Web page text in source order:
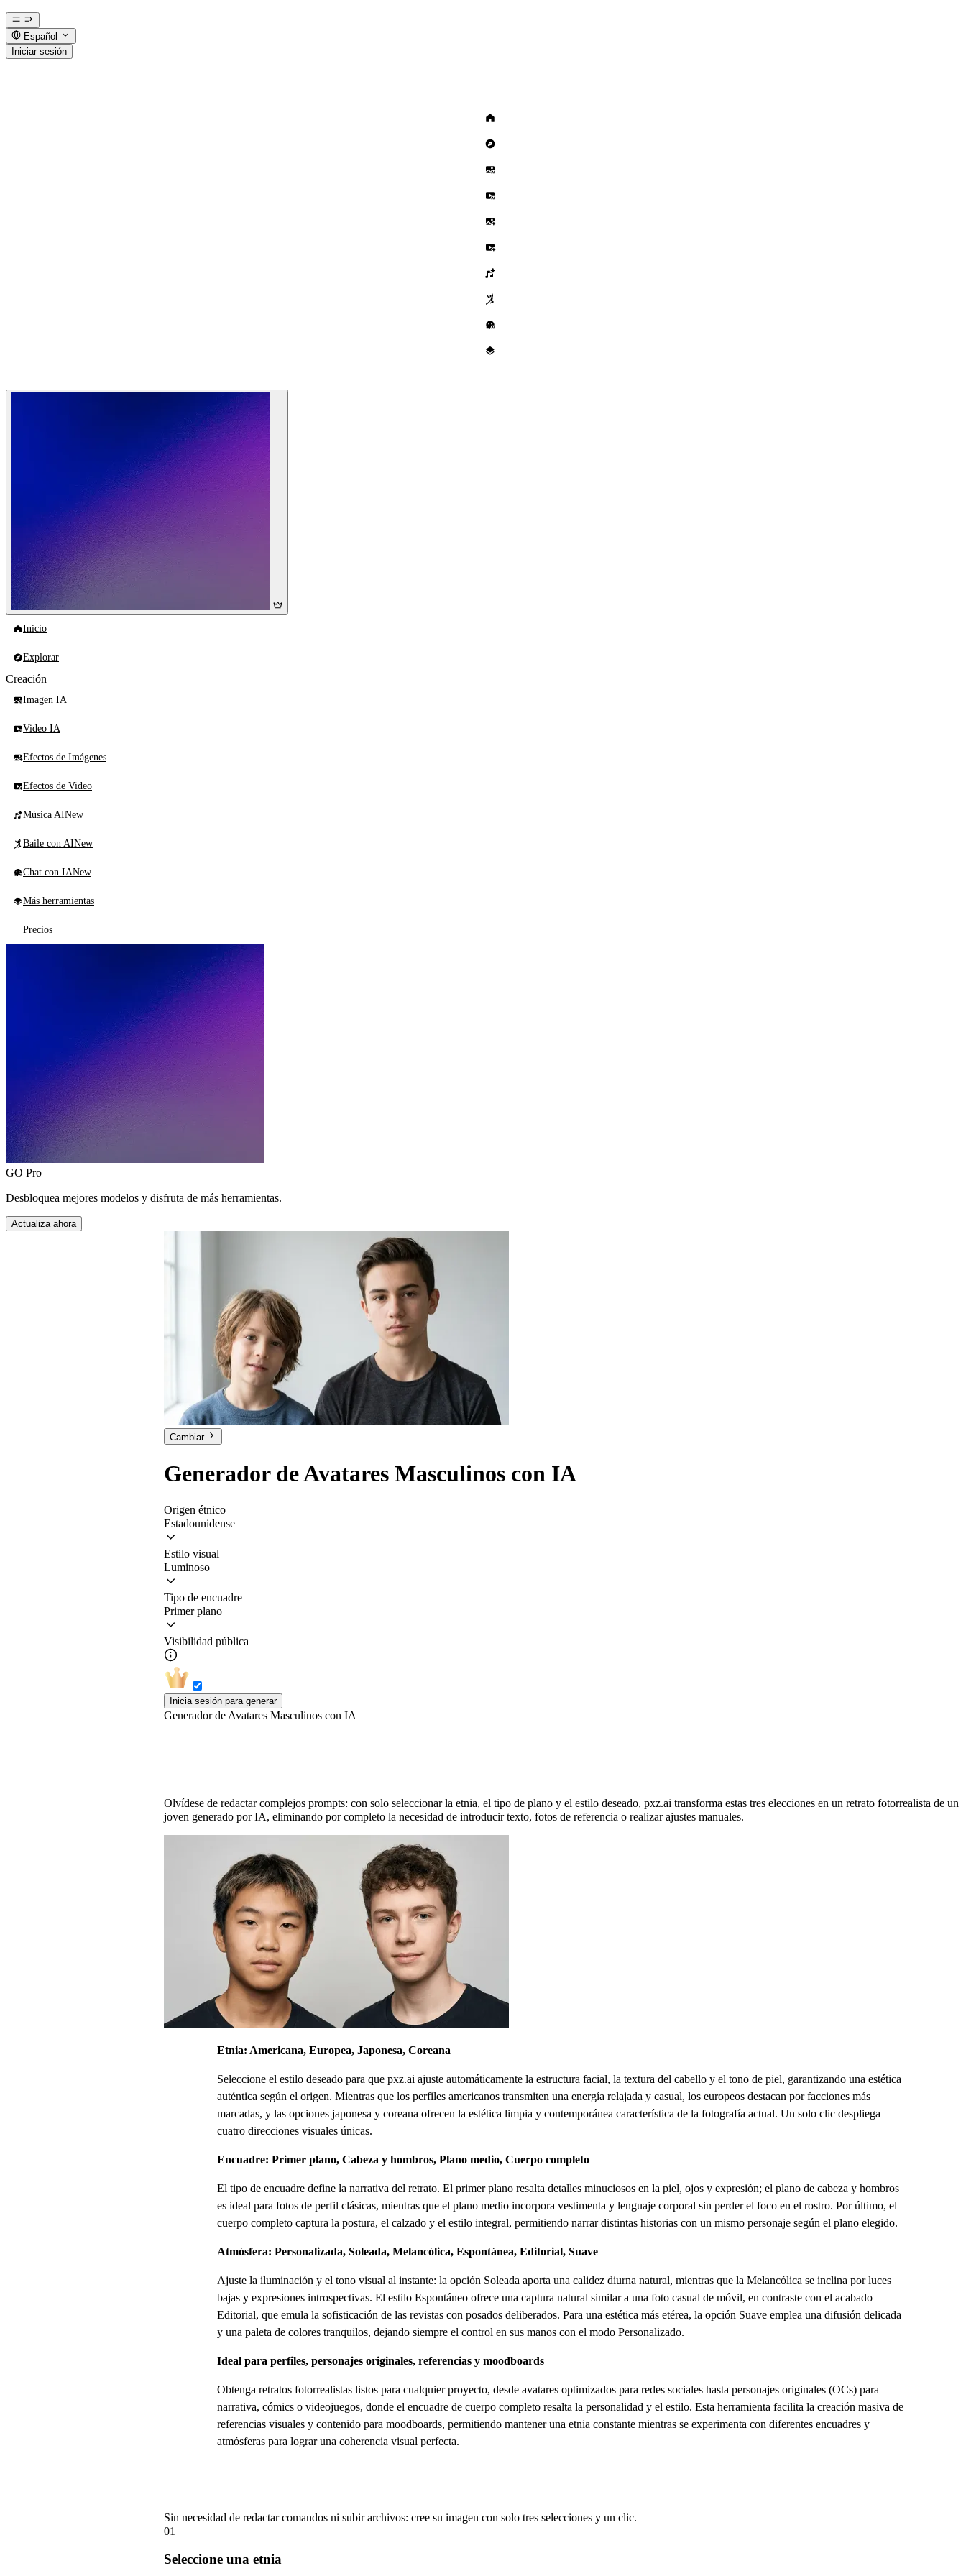
Español
Iniciar sesión
Inicio
Explorar
Creación
Imagen IA
Video IA
Efectos de Imágenes
Efectos de Video
Música AINew
Baile con AINew
Chat con IANew
Más herramientas
Precios
GO Pro
Desbloquea mejores modelos y disfruta de más herramientas.
Actualiza ahora
Cambiar
Generador de Avatares Masculinos con IA
Origen étnico
Estadounidense
Estilo visual
Luminoso
Tipo de encuadre
Primer plano
Visibilidad pública
Inicia sesión para generar
Generador de Avatares Masculinos con IA
Olvídese de redactar complejos prompts: con solo seleccionar la etnia, el tipo de plano y el estilo deseado, pxz.ai transforma estas tres elecciones en un retrato fotorrealista de un
joven generado por IA, eliminando por completo la necesidad de introducir texto, fotos de referencia o realizar ajustes manuales.
Etnia: Americana, Europea, Japonesa, Coreana
Seleccione el estilo deseado para que pxz.ai ajuste automáticamente la estructura facial, la textura del cabello y el tono de piel, garantizando una estética
auténtica según el origen. Mientras que los perfiles americanos transmiten una energía relajada y casual, los europeos destacan por facciones más
marcadas, y las opciones japonesa y coreana ofrecen la estética limpia y contemporánea característica de la fotografía actual. Un solo clic despliega
cuatro direcciones visuales únicas.
Encuadre: Primer plano, Cabeza y hombros, Plano medio, Cuerpo completo
El tipo de encuadre define la narrativa del retrato. El primer plano resalta detalles minuciosos en la piel, ojos y expresión; el plano de cabeza y hombros
es ideal para fotos de perfil clásicas, mientras que el plano medio incorpora vestimenta y lenguaje corporal sin perder el foco en el rostro. Por último, el
cuerpo completo captura la postura, el calzado y el estilo integral, permitiendo narrar distintas historias con un mismo personaje según el plano elegido.
Atmósfera: Personalizada, Soleada, Melancólica, Espontánea, Editorial, Suave
Ajuste la iluminación y el tono visual al instante: la opción Soleada aporta una calidez diurna natural, mientras que la Melancólica se inclina por luces
bajas y expresiones introspectivas. El estilo Espontáneo ofrece una captura natural similar a una foto casual de móvil, en contraste con el acabado
Editorial, que emula la sofisticación de las revistas con posados deliberados. Para una estética más etérea, la opción Suave emplea una difusión delicada
y una paleta de colores tranquilos, dejando siempre el control en sus manos con el modo Personalizado.
Ideal para perfiles, personajes originales, referencias y moodboards
Obtenga retratos fotorrealistas listos para cualquier proyecto, desde avatares optimizados para redes sociales hasta personajes originales (OCs) para
narrativa, cómics o videojuegos, donde el encuadre de cuerpo completo resalta la personalidad y el estilo. Esta herramienta facilita la creación masiva de
referencias visuales y contenido para moodboards, permitiendo mantener una etnia constante mientras se experimenta con diferentes encuadres y
atmósferas para lograr una coherencia visual perfecta.
Sin necesidad de redactar comandos ni subir archivos: cree su imagen con solo tres selecciones y un clic.
01
Seleccione una etnia